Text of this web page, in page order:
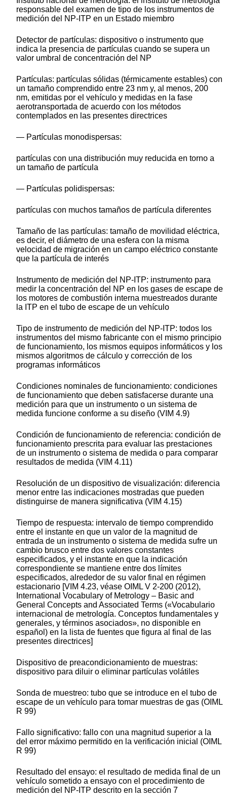
responsable del examen de tipo de los instrumentos de
medición del NP-ITP en un Estado miembro
Detector de partículas: dispositivo o instrumento que
indica la presencia de partículas cuando se supera un
valor umbral de concentración del NP
Partículas: partículas sólidas (térmicamente estables) con
un tamaño comprendido entre 23 nm y, al menos, 200
nm, emitidas por el vehículo y medidas en la fase
aerotransportada de acuerdo con los métodos
contemplados en las presentes directrices
— Partículas monodispersas:
partículas con una distribución muy reducida en torno a
un tamaño de partícula
— Partículas polidispersas:
partículas con muchos tamaños de partícula diferentes
Tamaño de las partículas: tamaño de movilidad eléctrica,
es decir, el diámetro de una esfera con la misma
velocidad de migración en un campo eléctrico constante
que la partícula de interés
Instrumento de medición del NP-ITP: instrumento para
medir la concentración del NP en los gases de escape de
los motores de combustión interna muestreados durante
la ITP en el tubo de escape de un vehículo
Tipo de instrumento de medición del NP-ITP: todos los
instrumentos del mismo fabricante con el mismo principio
de funcionamiento, los mismos equipos informáticos y los
mismos algoritmos de cálculo y corrección de los
programas informáticos
Condiciones nominales de funcionamiento: condiciones
de funcionamiento que deben satisfacerse durante una
medición para que un instrumento o un sistema de
medida funcione conforme a su diseño (VIM 4.9)
Condición de funcionamiento de referencia: condición de
funcionamiento prescrita para evaluar las prestaciones
de un instrumento o sistema de medida o para comparar
resultados de medida (VIM 4.11)
Resolución de un dispositivo de visualización: diferencia
menor entre las indicaciones mostradas que pueden
distinguirse de manera significativa (VIM 4.15)
Tiempo de respuesta: intervalo de tiempo comprendido
entre el instante en que un valor de la magnitud de
entrada de un instrumento o sistema de medida sufre un
cambio brusco entre dos valores constantes
especificados, y el instante en que la indicación
correspondiente se mantiene entre dos límites
especificados, alrededor de su valor final en régimen
estacionario [VIM 4.23, véase OIML V 2-200 (2012),
International Vocabulary of Metrology – Basic and
General Concepts and Associated Terms («Vocabulario
internacional de metrología. Conceptos fundamentales y
generales, y términos asociados», no disponible en
español) en la lista de fuentes que figura al final de las
presentes directrices]
Dispositivo de preacondicionamiento de muestras:
dispositivo para diluir o eliminar partículas volátiles
Sonda de muestreo: tubo que se introduce en el tubo de
escape de un vehículo para tomar muestras de gas (OIML
R 99)
Fallo significativo: fallo con una magnitud superior a la
del error máximo permitido en la verificación inicial (OIML
R 99)
Resultado del ensayo: el resultado de medida final de un
vehículo sometido a ensayo con el procedimiento de
medición del NP-ITP descrito en la sección 7